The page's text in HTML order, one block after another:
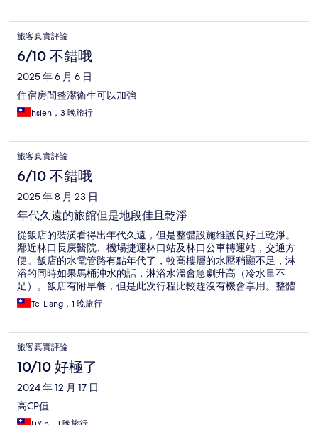
旅客真實評論
6/10 不錯哦
2025 年 6 月 6 日
住宿房間整潔衛生可以加強
hsien，3 晚旅行
旅客真實評論
6/10 不錯哦
2025 年 8 月 23 日
年代久遠的旅館但是地段佳且乾淨
從飯店的裝潢看得出年代久遠，但是整體設施維護良好且乾淨。
鄰近林口長庚醫院、機場捷運林口站及林口公車轉運站，交通方
便。飯店的水電管路有點年代了，較高樓層的水壓稍顯不足，淋
浴的同時如果馬桶沖水的話，淋浴水溫會急劇升高（冷水量不
足）。飯店有附早餐，但是此次行程比較趕沒有機會享用。整體
來說性價比還可以。
Te-Liang，1 晚旅行
旅客真實評論
10/10 好極了
2024 年 12 月 17 日
高CP值